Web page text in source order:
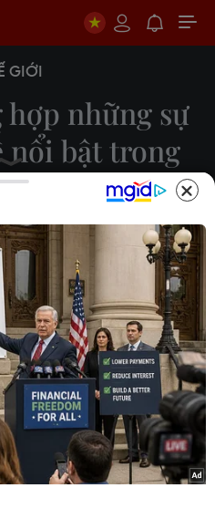
GIỚI
hợp những sự
nổi bật trong
qua
10:20
với những sự kiện nổi
Thượng đỉnh G20 tại
phá vỡ âm mưu đảo
trong quan hệ Nhật-